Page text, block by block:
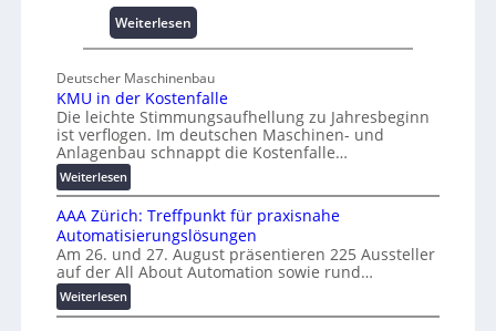
s
e
s
c
h
a
f
f
n
Weiterlesen
U
i
v
e
r
l
A
u
t
m
Deutscher Maschinenbau
KMU in der Kostenfalle
Die leichte Stimmungsaufhellung zu Jahresbeginn
ist verflogen. Im deutschen Maschinen- und
Anlagenbau schnappt die Kostenfalle…
Weiterlesen:
K
M
U
i
n
d
e
AAA Zürich: Treffpunkt für praxisnahe
Automatisierungslösungen
Am 26. und 27. August präsentieren 225 Aussteller
auf der All About Automation sowie rund…
Weiterlesen:
A